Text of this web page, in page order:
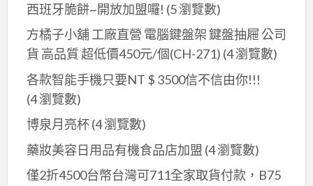
西班牙脆餅~開放加盟囉! (5 瀏覽數)
方橘子小舖 工廠直營 電腦鍵盤架 鍵盤抽屜 公司
貨 高品質 超低價450元/個(CH-271) (4 瀏覽數)
各款智能手機只要NT $ 3500信不信由你!!!
(4 瀏覽數)
博泉月亮杯(4 瀏覽數)
藥妝美容日用品有機食品店加盟 (4 瀏覽數)
僅2折4500台幣台灣可711全家取貨付款，B75